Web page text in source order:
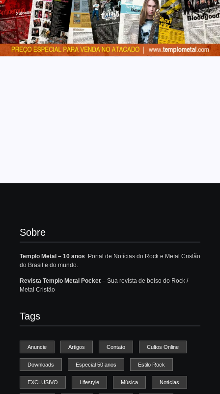
Sobre
Templo Metal – 10 anos. Portal de Notícias do Rock e Metal Cristão
do Brasil e do mundo.
Revista Templo Metal Pocket – Sua revista de bolso do Rock /
Metal Cristão
Tags
Anuncie Artigos Contato Cultos Online
Downloads Especial 50 anos Estilo Rock
EXCLUSIVO Lifestyle Música Notícias